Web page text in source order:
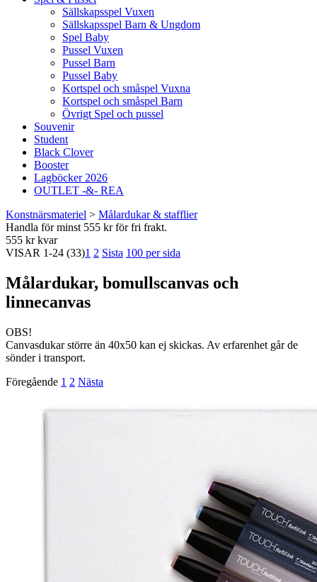
Sällskapsspel Vuxen
Sällskapsspel Barn & Ungdom
Spel Baby
Pussel Vuxen
Pussel Barn
Pussel Baby
Kortspel och småspel Vuxna
Kortspel och småspel Barn
Övrigt Spel och pussel
Souvenir
Student
Black Clover
Booster
Lagböcker 2026
OUTLET -&- REA
Konstnärsmateriel > Målardukar & stafflier
Handla för minst 555 kr för fri frakt.
555 kr kvar
VISAR 1-24 (33)1 2 Sista 100 per sida
Målardukar, bomullscanvas och
linnecanvas
OBS!
Canvasdukar större än 40x50 kan ej skickas. Av erfarenhet går de
sönder i transport.
Föregående 1 2 Nästa